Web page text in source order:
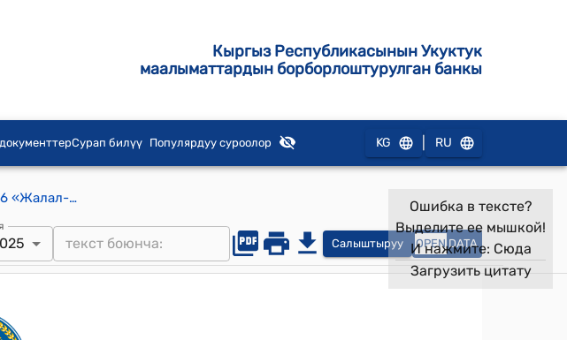
Кыргыз Республикасынын Укуктук
маалыматтардын борборлоштурулган банкы
Сурап билүү Популярдуу суроолор KG RU
Жалал-Абад шаардык кеңешинин 2025-жылынын 11-августундагы №6 «Жалал-Абад шаарынын мэриясынын алдындагы Жаштар иштери боюнчакеңешинин иш тартиби жөнүндө Жобону бекитүү жөнүндө» токтому
Салыштыруу OPEN DATA
Ошибка в тексте?
Выделите ее мышкой!
И нажмите: Сюда
Загрузить цитату